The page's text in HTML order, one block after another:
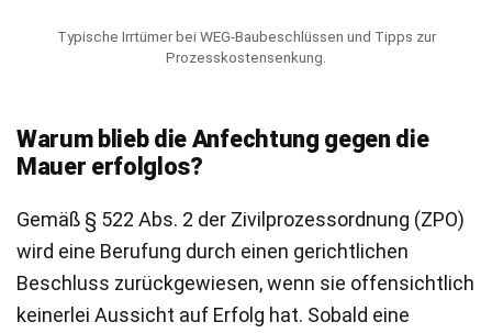
Typische Irrtümer bei WEG-Baubeschlüssen und Tipps zur
Prozesskostensenkung.
Warum blieb die Anfechtung gegen die
Mauer erfolglos?
Gemäß § 522 Abs. 2 der Zivilprozessordnung (ZPO)
wird eine Berufung durch einen gerichtlichen
Beschluss zurückgewiesen, wenn sie offensichtlich
keinerlei Aussicht auf Erfolg hat. Sobald eine